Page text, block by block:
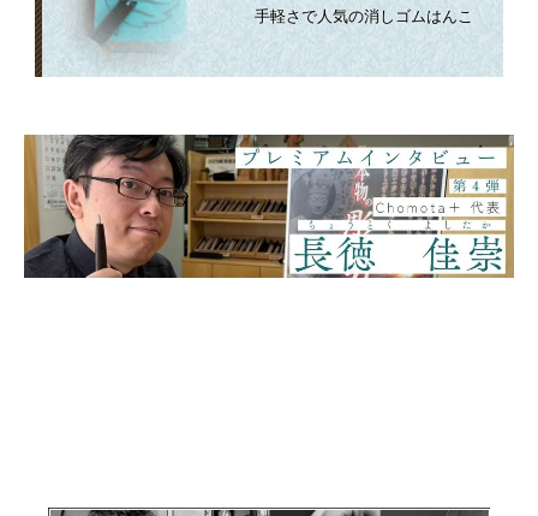
手軽さで人気の消しゴムはんこ